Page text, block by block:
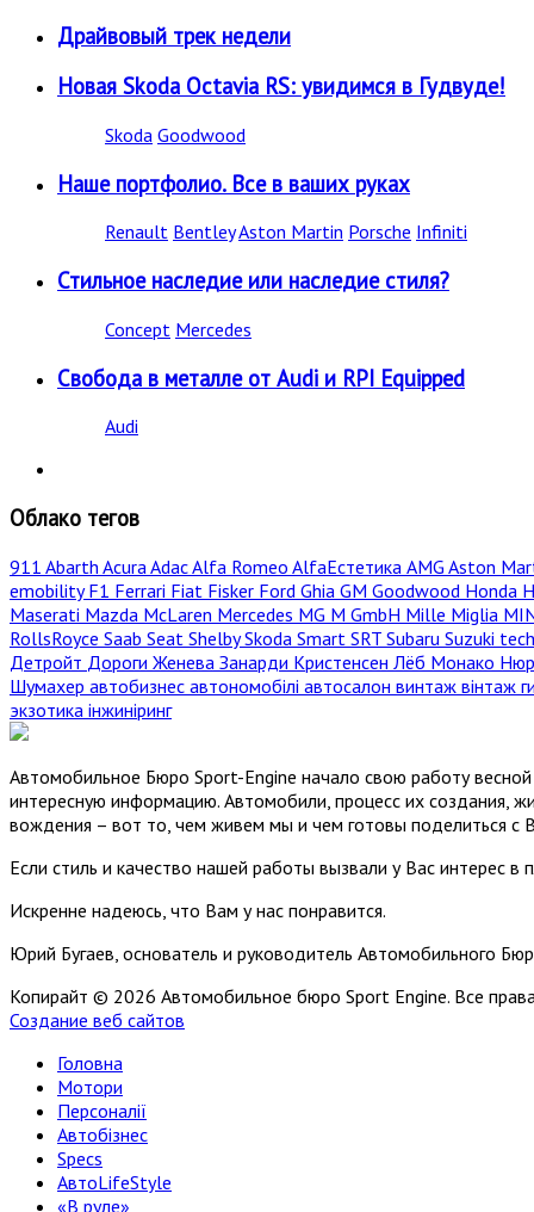
Драйвовый трек недели
Новая Skoda Octavia RS: увидимся в Гудвуде!
Skoda Goodwood
Наше портфолио. Все в ваших руках
Renault BentleyAston Martin Porsche Infiniti
Стильное наследие или наследие стиля?
Concept Mercedes
Свобода в металле от Audi и RPI Equipped
Audi
Облако тегов
911 Abarth Acura AdacAlfa Romeo AlfaЕстетика AMG Aston
emobilityF1 Ferrari Fiat Fisker Ford Ghia GM Goodwood Honda
Maserati Mazda McLaren Mercedes MG M GmbH Mille Miglia
RollsRoyce Saab Seat ShelbySkoda Smart SRT Subaru Suzuki
Детройт Дороги Женева Занарди Кристенсен Лёб Монако
Шумахер автобизнес автономобілі автосалон винтаж вінтаж
экзотика інжиніринг
Автомобильное Бюро Sport-Engine начало свою работу
интересную информацию. Автомобили, процесс их создания,
вождения – вот то, чем живем мы и чем готовы поделиться с
Если стиль и качество нашей работы вызвали у Вас интерес в
Искренне надеюсь, что Вам у нас понравится.
Юрий Бугаев, основатель и руководитель Автомобильного
Копирайт © 2026 Автомобильное бюро Sport Engine. Все
Создание веб сайтов
Головна
Мотори
Персоналії
Автобізнес
Specs
АвтоLifeStyle
«В руле»